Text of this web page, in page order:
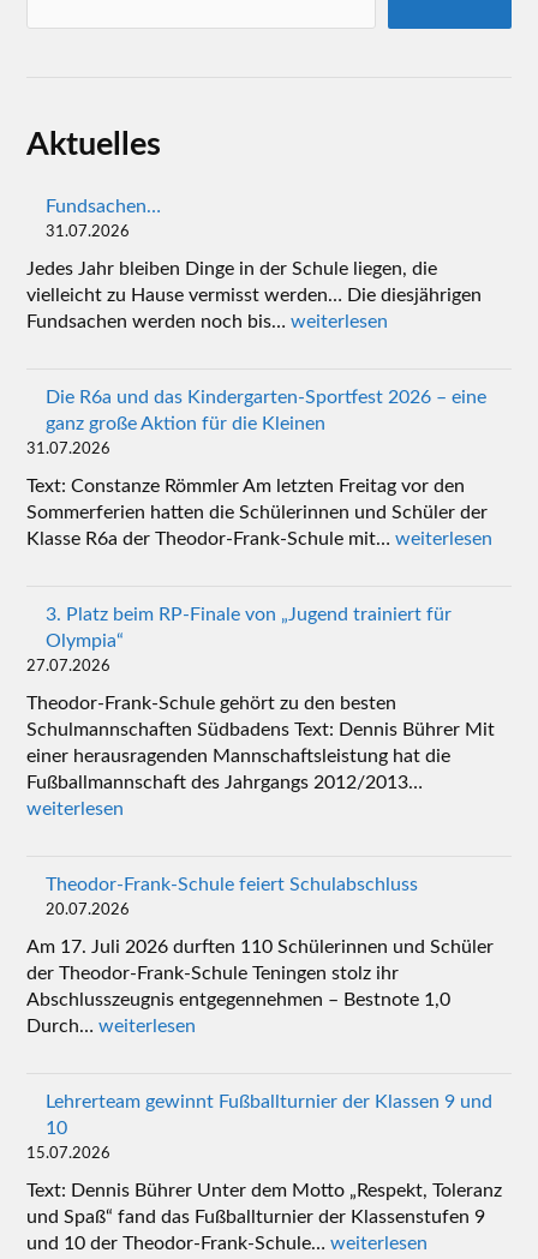
Aktuelles
Fundsachen…
31.07.2026
Jedes Jahr bleiben Dinge in der Schule liegen, die
vielleicht zu Hause vermisst werden… Die diesjährigen
Fundsachen werden noch bis…weiterlesen
Die R6a und das Kindergarten-Sportfest 2026 – eine
ganz große Aktion für die Kleinen
31.07.2026
Text: Constanze Römmler Am letzten Freitag vor den
Sommerferien hatten die Schülerinnen und Schüler der
Klasse R6a der Theodor-Frank-Schule mit…weiterlesen
3. Platz beim RP-Finale von „Jugend trainiert für
Olympia“
27.07.2026
Theodor-Frank-Schule gehört zu den besten
Schulmannschaften Südbadens Text: Dennis Bührer Mit
einer herausragenden Mannschaftsleistung hat die
Fußballmannschaft des Jahrgangs 2012/2013…
weiterlesen
Theodor-Frank-Schule feiert Schulabschluss
20.07.2026
Am 17. Juli 2026 durften 110 Schülerinnen und Schüler
der Theodor-Frank-Schule Teningen stolz ihr
Abschlusszeugnis entgegennehmen – Bestnote 1,0
Durch…weiterlesen
Lehrerteam gewinnt Fußballturnier der Klassen 9 und
10
15.07.2026
Text: Dennis Bührer Unter dem Motto „Respekt, Toleranz
und Spaß“ fand das Fußballturnier der Klassenstufen 9
und 10 der Theodor-Frank-Schule…weiterlesen